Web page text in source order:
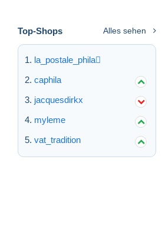
Top-Shops Alles sehen
la_postale_phila
caphila
jacquesdirkx
myleme
vat_tradition